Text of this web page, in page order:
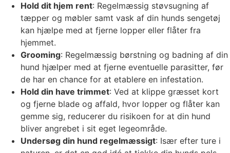
Hold dit hjem rent: Regelmæssig støvsugning af
tæpper og møbler samt vask af din hunds sengetøj
kan hjælpe med at fjerne lopper eller flåter fra
hjemmet.
Grooming: Regelmæssig børstning og badning af din
hund hjælper med at fjerne eventuelle parasitter, før
de har en chance for at etablere en infestation.
Hold din have trimmet: Ved at klippe græsset kort
og fjerne blade og affald, hvor lopper og flåter kan
gemme sig, reducerer du risikoen for at din hund
bliver angrebet i sit eget legeområde.
Undersøg din hund regelmæssigt: Især efter ture i